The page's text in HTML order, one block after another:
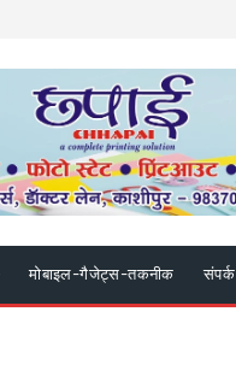
मोबाइल-गैजेट्स-तकनीक